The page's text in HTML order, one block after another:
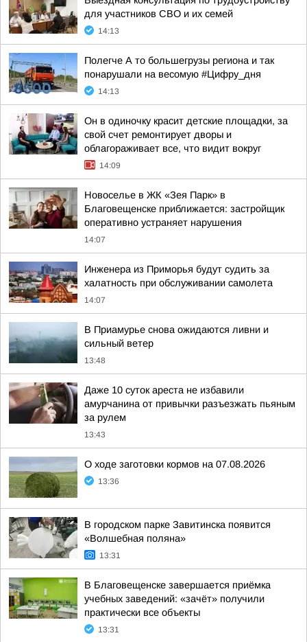
для участников СВО и их семей
14:13
Полегче А то большегрузы региона и так
понарушали на весомую #Цифру_дня
14:13
Он в одиночку красит детские площадки, за
свой счет ремонтирует дворы и
облагораживает все, что видит вокруг
14:09
Новоселье в ЖК «Зея Парк» в
Благовещенске приближается: застройщик
оперативно устраняет нарушения
14:07
Инженера из Приморья будут судить за
халатность при обслуживании самолета
14:07
В Приамурье снова ожидаются ливни и
сильный ветер
13:48
Даже 10 суток ареста не избавили
амурчанина от привычки разъезжать пьяным
за рулем
13:43
О ходе заготовки кормов на 07.08.2026
13:36
В городском парке Завитинска появится
«Волшебная поляна»
13:31
В Благовещенске завершается приёмка
учебных заведений: «зачёт» получили
практически все объекты
13:31